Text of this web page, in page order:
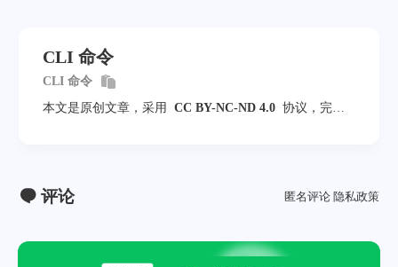
CLI 命令
CLI 命令
本文是原创文章，采用
CC BY-NC-ND 4.0 协议，完整
评论 匿名评论 隐私政策